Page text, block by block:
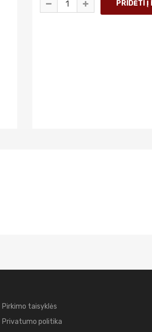
Pirkimo taisyklės
Privatumo politika